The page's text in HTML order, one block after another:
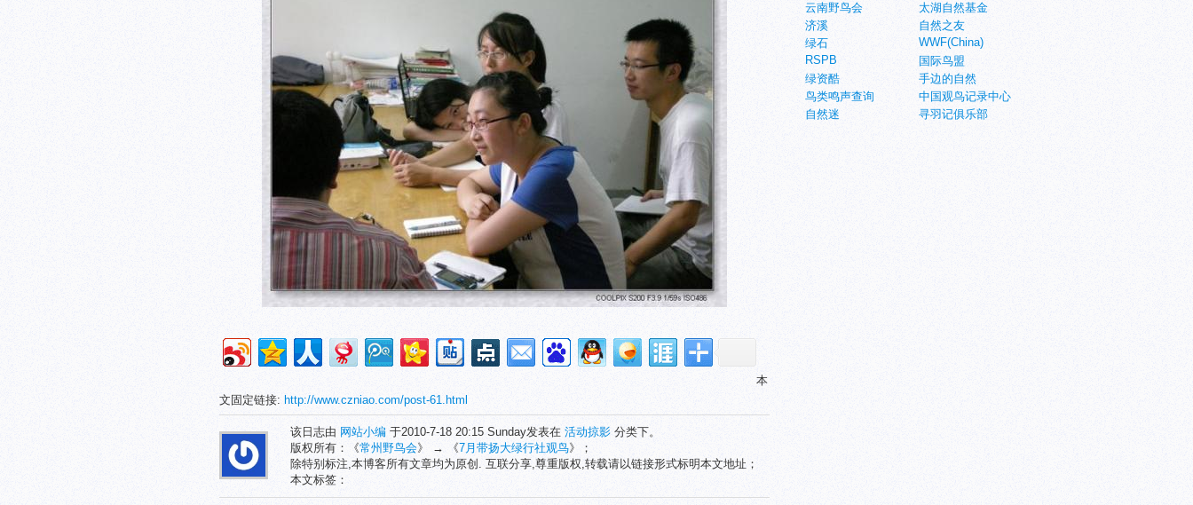
本
文固定链接: http://www.czniao.com/post-61.html
该日志由 网站小编 于2010-7-18 20:15 Sunday发表在 活动掠影 分类下。
版权所有：《常州野鸟会》 → 《7月带扬大绿行社观鸟》；
除特别标注,本博客所有文章均为原创. 互联分享,尊重版权,转载请以链接形式标明本文地址；
本文标签：
云南野鸟会
太湖自然基金
济溪
自然之友
绿石
WWF(China)
RSPB
国际鸟盟
绿资酷
手边的自然
鸟类鸣声查询
中国观鸟记录中心
自然迷
寻羽记俱乐部